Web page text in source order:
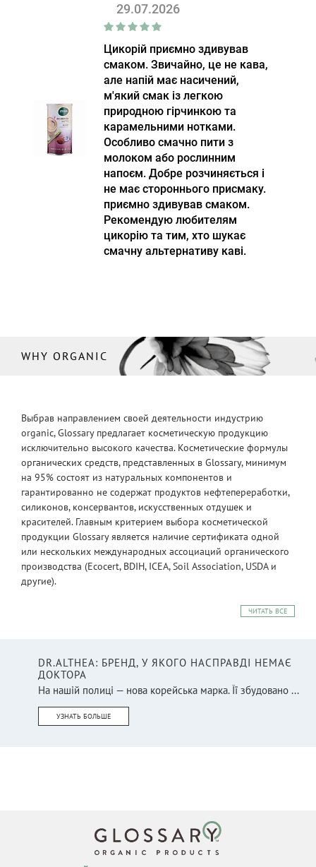
29.07.2026
Цикорій приємно здивував
смаком. Звичайно, це не кава,
але напій має насичений,
м'який смак із легкою
природною гірчинкою та
карамельними нотками.
Особливо смачно пити з
молоком або рослинним
напоєм. Добре розчиняється і
не має стороннього присмаку.
приємно здивував смаком.
Рекомендую любителям
цикорію та тим, хто шукає
смачну альтернативу каві.
WHY ORGANIC
Выбрав направлением своей деятельности индустрию
organic, Glossary предлагает косметическую продукцию
исключительно высокого качества. Косметические формулы
органических средств, представленных в Glossary, минимум
на 95% состоят из натуральных компонентов и
гарантированно не содержат продуктов нефтепереработки,
силиконов, консервантов, искусственных отдушек и
красителей. Главным критерием выбора косметической
продукции Glossary является наличие сертификата одной
или нескольких международных ассоциаций органического
производства (Ecocert, BDIH, ICEA, Soil Association, USDA и
другие).
ЧИТАТЬ ВСЕ
DR.ALTHEA: БРЕНД, У ЯКОГО НАСПРАВДІ НЕМАЄ
ДОКТОРА
На нашій полиці — нова корейська марка. Її збудовано ...
УЗНАТЬ БОЛЬШЕ